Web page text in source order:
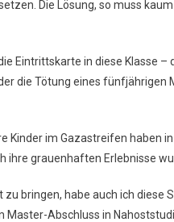
Die Lösung, so muss
Eintrittskarte in diese Klasse –
die Tötung eines fünfjährigen
Kinder im Gazastreifen haben
ihre grauenhaften Erlebnisse
bringen, habe auch ich diese
Master-Abschluss in